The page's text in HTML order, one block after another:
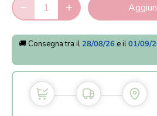
🚚 Consegna tra il 28/08/26 e il01/09/